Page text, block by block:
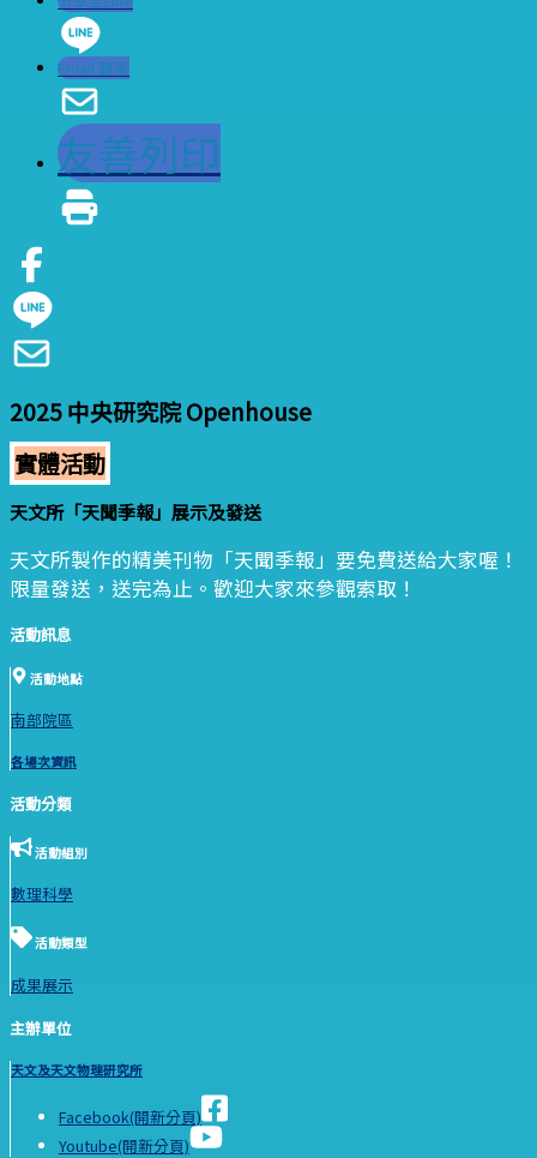
Email 轉寄
友善列印
2025 中央研究院 Openhouse
實體活動
天文所「天聞季報」展示及發送
天文所製作的精美刊物「天聞季報」要免費送給大家喔！
限量發送，送完為止。歡迎大家來參觀索取！
活動訊息
活動地點
南部院區
各場次資訊
活動分類
活動組別
數理科學
活動類型
成果展示
主辦單位
天文及天文物理研究所
Facebook(開新分頁)
Youtube(開新分頁)